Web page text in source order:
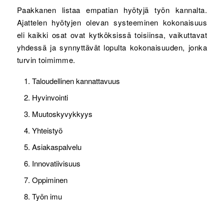
Paakkanen listaa empatian hyötyjä työn kannalta.
Ajattelen hyötyjen olevan systeeminen kokonaisuus
eli kaikki osat ovat kytköksissä toisiinsa, vaikuttavat
yhdessä ja synnyttävät lopulta kokonaisuuden, jonka
turvin toimimme.
Taloudellinen kannattavuus
Hyvinvointi
Muutoskyvykkyys
Yhteistyö
Asiakaspalvelu
Innovatiivisuus
Oppiminen
Työn imu